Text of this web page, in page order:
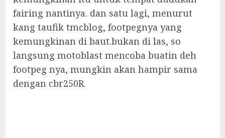
fairing nantinya. dan satu lagi, menurut
kang taufik tmcblog, footpegnya yang
kemungkinan di baut.bukan di las, so
langsung motoblast mencoba buatin deh
footpeg nya, mungkin akan hampir sama
dengan cbr250R.